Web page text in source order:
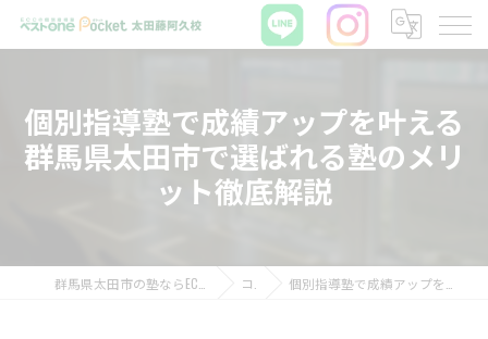
個別指導塾で成績アップを叶える
群馬県太田市で選ばれる塾のメリ
ット徹底解説
コラム 個別指導塾で成績アップを叶える群馬県太田市で選ばれる塾のメリット徹底解説